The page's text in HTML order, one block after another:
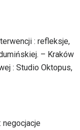
: refleksje,
– Kraków
: Studio Oktopus,
negocjacje